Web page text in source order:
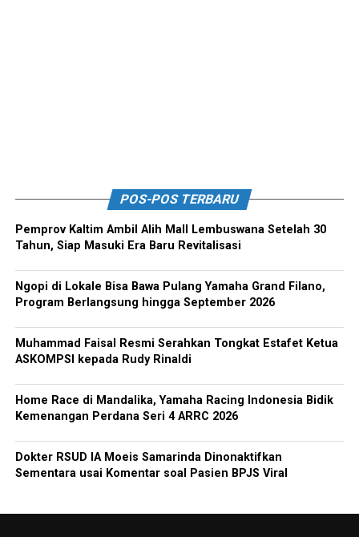
POS-POS TERBARU
Pemprov Kaltim Ambil Alih Mall Lembuswana Setelah 30
Tahun, Siap Masuki Era Baru Revitalisasi
Ngopi di Lokale Bisa Bawa Pulang Yamaha Grand Filano,
Program Berlangsung hingga September 2026
Muhammad Faisal Resmi Serahkan Tongkat Estafet Ketua
ASKOMPSI kepada Rudy Rinaldi
Home Race di Mandalika, Yamaha Racing Indonesia Bidik
Kemenangan Perdana Seri 4 ARRC 2026
Dokter RSUD IA Moeis Samarinda Dinonaktifkan
Sementara usai Komentar soal Pasien BPJS Viral